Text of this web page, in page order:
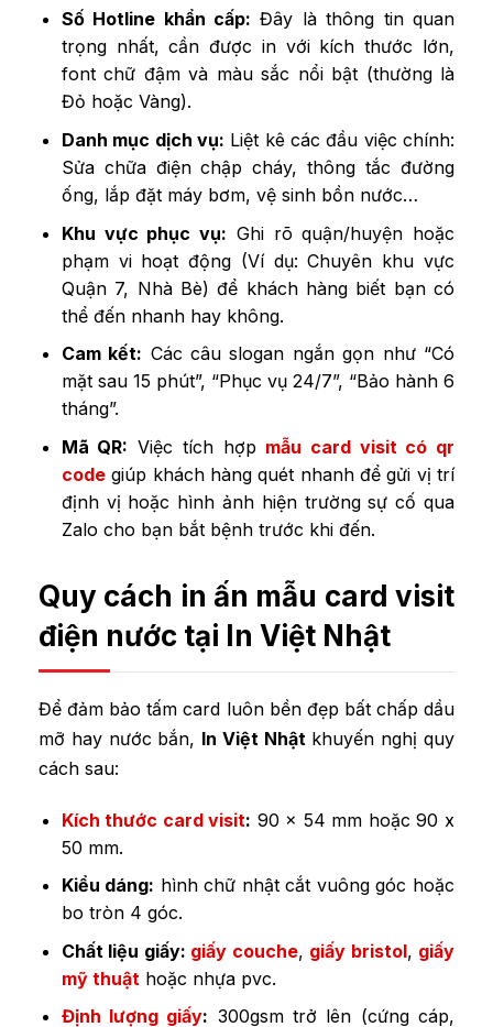
Số Hotline khẩn cấp: Đây là thông tin quan
trọng nhất, cần được in với kích thước lớn,
font chữ đậm và màu sắc nổi bật (thường là
Đỏ hoặc Vàng).
Danh mục dịch vụ: Liệt kê các đầu việc chính:
Sửa chữa điện chập cháy, thông tắc đường
ống, lắp đặt máy bơm, vệ sinh bồn nước…
Khu vực phục vụ: Ghi rõ quận/huyện hoặc
phạm vi hoạt động (Ví dụ: Chuyên khu vực
Quận 7, Nhà Bè) để khách hàng biết bạn có
thể đến nhanh hay không.
Cam kết: Các câu slogan ngắn gọn như “Có
mặt sau 15 phút”, “Phục vụ 24/7”, “Bảo hành 6
tháng”.
Mã QR: Việc tích hợp mẫu card visit có qr
codegiúp khách hàng quét nhanh để gửi vị trí
định vị hoặc hình ảnh hiện trường sự cố qua
Zalo cho bạn bắt bệnh trước khi đến.
Quy cách in ấn mẫu card visit
điện nước tại In Việt Nhật
Để đảm bảo tấm card luôn bền đẹp bất chấp dầu
mỡ hay nước bắn, In Việt Nhật khuyến nghị quy
cách sau:
Kích thước card visit: 90 x 54 mm hoặc 90 x
50 mm.
Kiểu dáng: hình chữ nhật cắt vuông góc hoặc
bo tròn 4 góc.
Chất liệu giấy: giấy couche, giấy bristol, giấy
mỹ thuật hoặc nhựa pvc.
Định lượng giấy: 300gsm trở lên (cứng cáp,